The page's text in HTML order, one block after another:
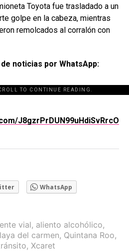
Toyota fue trasladado a un
golpe en la cabeza, mientras
remolcados al corralón con
noticias por WhatsApp:
TO CONTINUE READING.
id="243463"]
J8gzrPrDUN99uHdiSvRrcO
WhatsApp
vial, aliento alcohólico,
del carmen, Quintana Roo,
, Xcaret